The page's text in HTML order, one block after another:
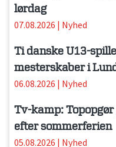
lørdag
07.08.2026 | Nyhed
Ti danske U13-
mesterskaber i
06.08.2026 | Nyhed
Tv-kamp:
efter sommerferien
05.08.2026 | Nyhed